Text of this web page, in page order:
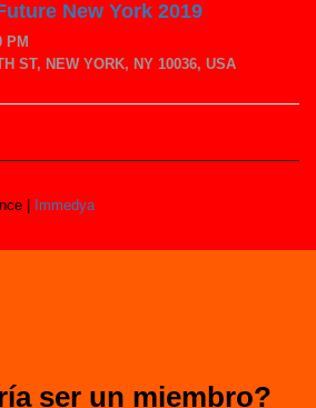
New York 2019
PM
ST, NEW YORK, NY 10036, USA
| Immedya
ser un miembro?